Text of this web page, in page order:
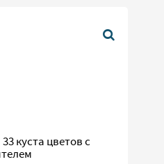
куста цветов с